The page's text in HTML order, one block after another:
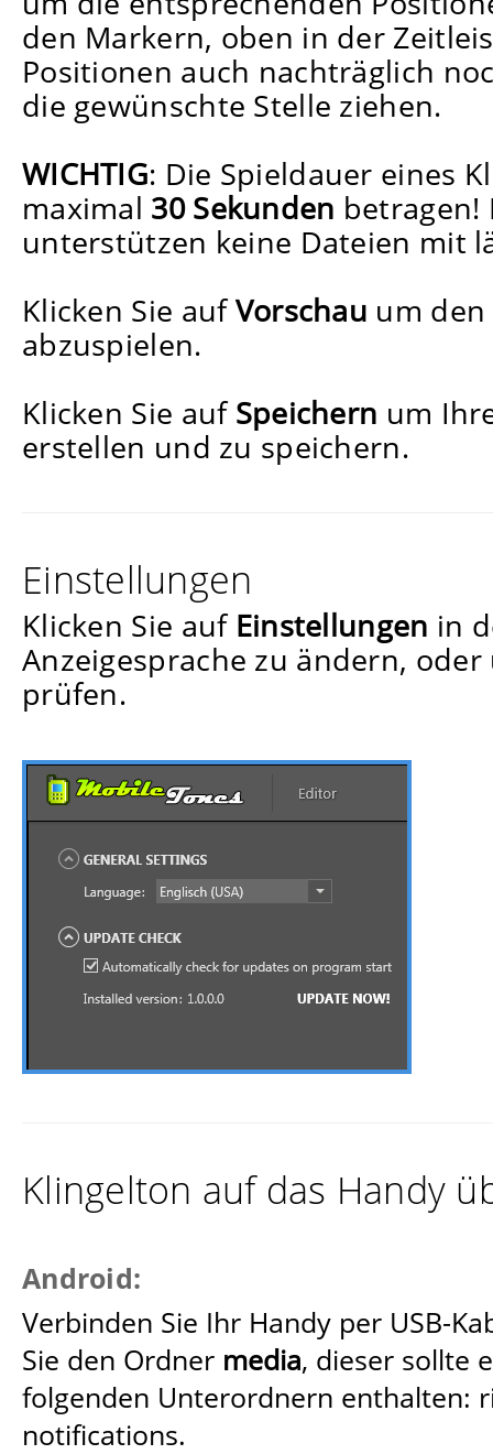
den Markern, oben in der
Positionen auch nachträglich
die gewünschte Stelle ziehen.
WICHTIG: Die Spieldauer eines
maximal 30 Sekunden betragen!
unterstützen keine Dateien mit
Klicken Sie aufVorschau um
abzuspielen.
Klicken Sie aufSpeichern um
erstellen und zu speichern.
Einstellungen
Klicken Sie auf Einstellungen in
Anzeigesprache zu ändern,
prüfen.
Klingelton auf das Handy
Android:
Verbinden Sie Ihr Handy per USB-
Sie den Ordner media, dieser sollte
folgenden Unterordnern enthalten:
notifications.